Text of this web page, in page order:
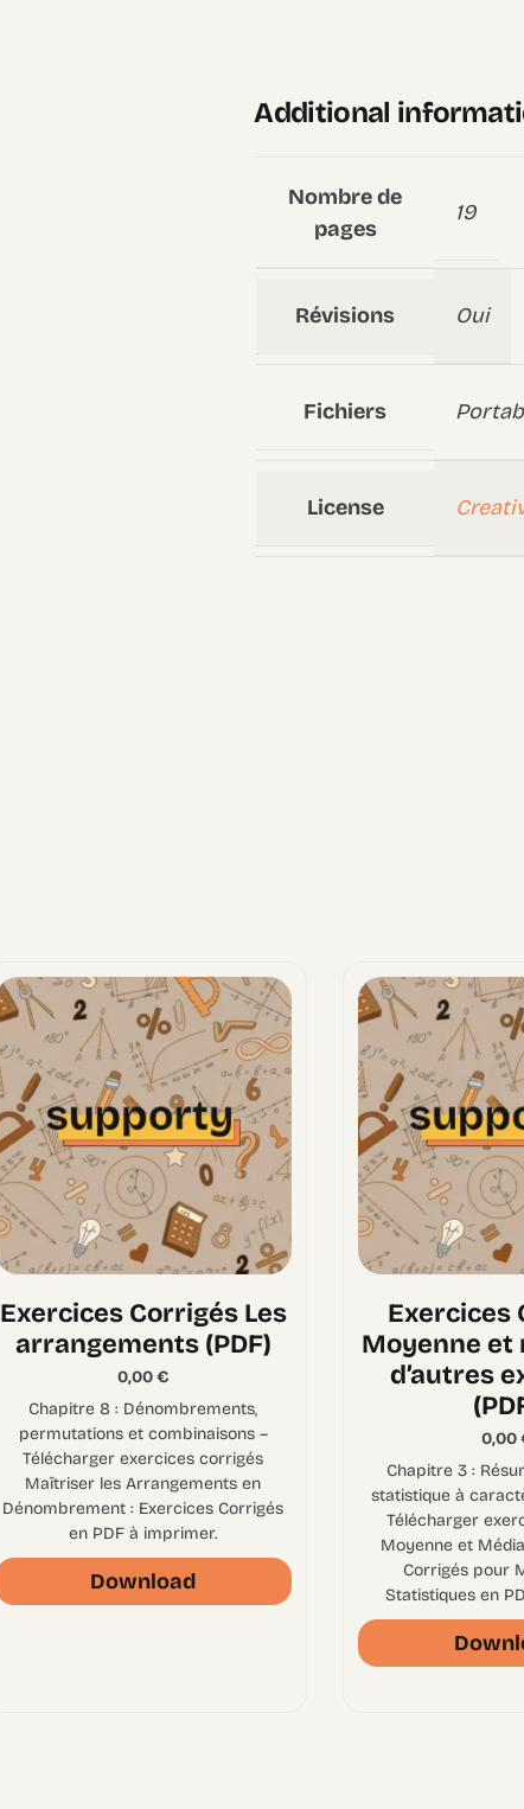
Additional
Nombre de
pages
19
Révisions Oui
Fichiers
License
Exercices Corrigés Les
arrangements (PDF)
0,00€
Chapitre 8 : Dénombrements,
permutations et combinaisons –
Télécharger exercices corrigés
Maîtriser les Arrangements en
Dénombrement : Exercices Corrigés
en PDF à imprimer.
Download
Exercices
Moyenne et
d’autres
0,00
Chapitre 3 :
statistique à
Télécharger
Moyenne et
Corrigés pour
Statistiques en